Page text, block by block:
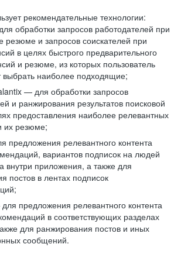
рекомендательные технологии:
обработки запросов работодателей при
резюме и запросов соискателей при
в целях быстрого предварительного
и резюме, из которых пользователь
наиболее подходящие;
— для обработки запросов
и ранжирования результатов поисковой
предоставления наиболее релевантных
их резюме;
предложения релевантного контента
вариантов подписок на людей
внутри приложения, а также для
постов в лентах подписок
предложения релевантного контента
в соответствующих разделах
для ранжирования постов и иных
сообщений.